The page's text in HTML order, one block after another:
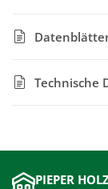
Technische
PIEPER